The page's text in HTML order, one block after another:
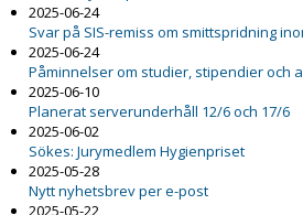
2025-06-24
Svar på SIS-remiss om smittspridning
2025-06-24
Påminnelser om studier, stipendier och
2025-06-10
Planerat serverunderhåll 12/6 och 17/6
2025-06-02
Sökes: Jurymedlem Hygienpriset
2025-05-28
Nytt nyhetsbrev per e-post
2025-05-22